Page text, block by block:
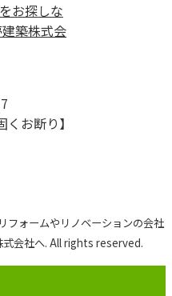
お断り】
ォームやリノベーションの会社
式会社へ. All rights reserved.